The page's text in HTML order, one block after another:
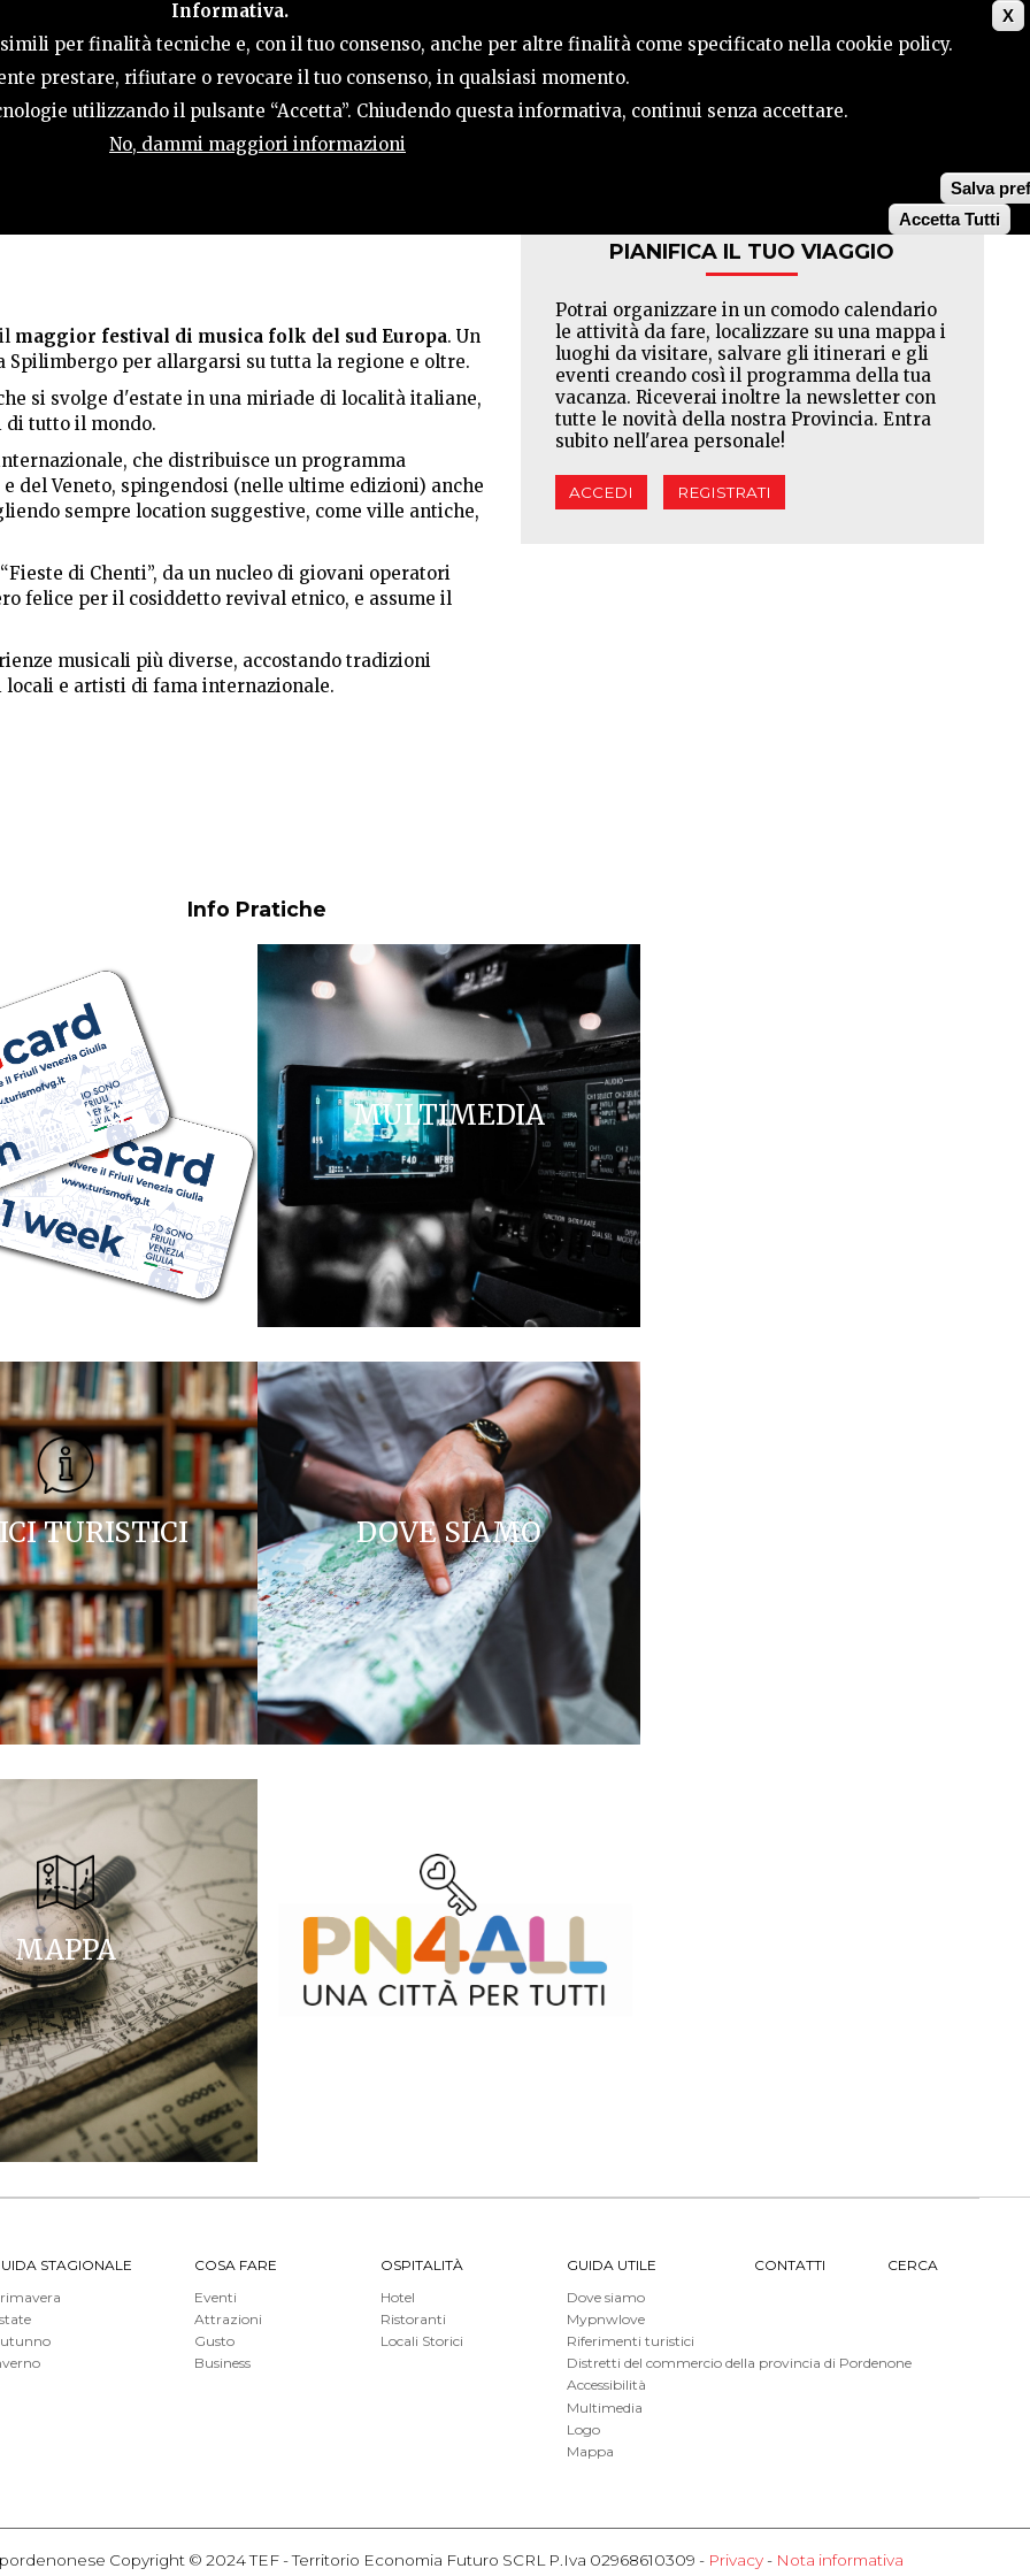
X
Informativa.
per finalità tecniche e, con il tuo consenso, anche per altre finalità come specificato nella cookie policy.
prestare, rifiutare o revocare il tuo consenso, in qualsiasi momento.
utilizzando il pulsante “Accetta”. Chiudendo questa informativa, continui senza accettare.
No, dammi maggiori informazioni
Salva
Accetta Tutti
COSA FARE OSPITALITÀ GUIDA UTILE CONTATTI CERCA
maggior festival di musica folk del sud Europa. Un
per allargarsi su tutta la regione e oltre.
si svolge d'estate in una miriade di località italiane,
di tutto il mondo.
che distribuisce un programma
del Veneto, spingendosi (nelle ultime edizioni) anche
sempre location suggestive, come ville antiche,
di Chenti”, da un nucleo di giovani operatori
felice per il cosiddetto revival etnico, e assume il
musicali più diverse, accostando tradizioni
e artisti di fama internazionale.
PIANIFICA IL TUO VIAGGIO
Potrai organizzare in un comodo calendario
le attività da fare, localizzare su una mappa i
luoghi da visitare, salvare gli itinerari e gli
eventi creando così il programma della tua
vacanza. Riceverai inoltre la newsletter con
tutte le novità della nostra Provincia. Entra
subito nell'area personale!
ACCEDI REGISTRATI
Info Pratiche
CARD MULTIMEDIA
TURISTICI DOVE SIAMO
MAPPA
STAGIONALE
COSA FARE
Eventi
Attrazioni
Gusto
Business
OSPITALITÀ
Hotel
Ristoranti
Locali Storici
GUIDA UTILE
Dove siamo
Mypnwlove
Riferimenti turistici
Distretti del commercio della provincia di Pordenone
Accessibilità
Multimedia
Logo
Mappa
CONTATTI CERCA
Copyright © 2024 TEF - Territorio Economia Futuro SCRL P.Iva 02968610309 - Privacy - Nota informativa